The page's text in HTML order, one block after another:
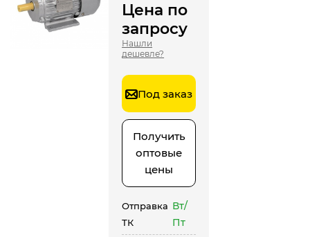
Цена по
запросу
Нашли
дешевле?
Под заказ
Получить
оптовые
цены
Отправка
ТК
Вт/
Пт